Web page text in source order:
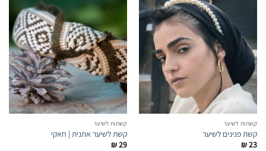
קשתות לשיער
קשת פנינים לשיער
₪23
קשתות לשיער
קשת לשיער אתנית | חאקי
₪29